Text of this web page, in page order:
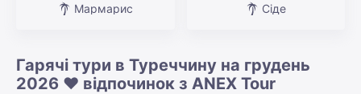
Мармарис Сіде
Гарячі тури в Туреччину на грудень
2026 ❤️ відпочинок з ANEX Tour